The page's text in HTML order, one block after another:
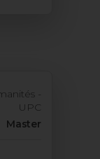
-
UPC
Master